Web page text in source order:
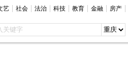
艺 社会 法治 科技 教育 金融 房产